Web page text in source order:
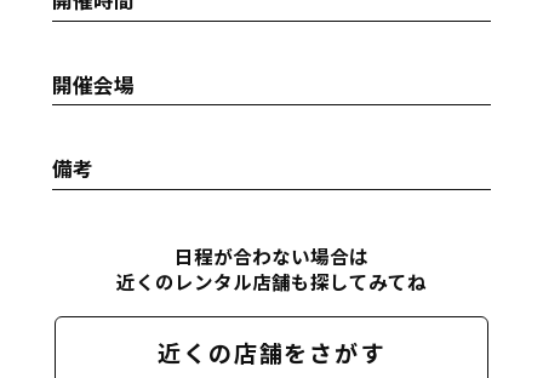
開催会場
備考
日程が合わない場合は
近くのレンタル店舗も探してみてね
近くの店舗をさがす